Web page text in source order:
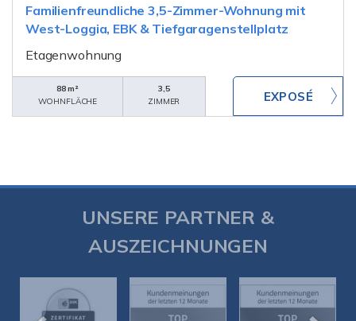
Familienfreundliche 3,5-Zimmer-Wohnung mit
West-Loggia, EBK & Tiefgaragenstellplatz
Etagenwohnung
88 m²
WOHNFLÄCHE
3,5
ZIMMER
UNSERE PARTNER &
AUSZEICHNUNGEN